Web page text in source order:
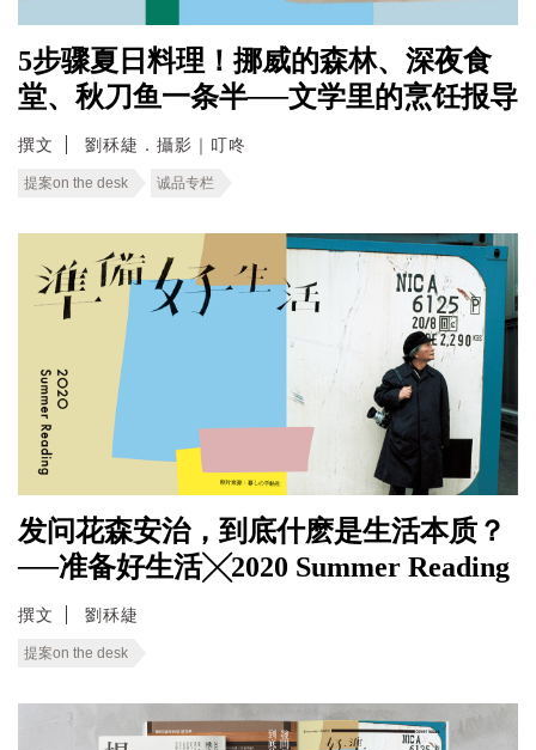
5步骤夏日料理！挪威的森林、深夜食
堂、秋刀鱼一条半──文学里的烹饪报导
撰文 劉秝緁．攝影｜叮咚
提案on the desk 诚品专栏
发问花森安治，到底什麽是生活本质？
──准备好生活╳2020 Summer Reading
撰文 劉秝緁
提案on the desk